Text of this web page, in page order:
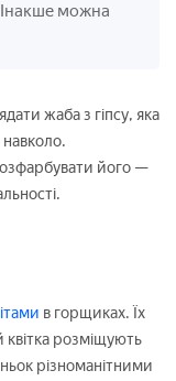
можна
жаба з гіпсу, яка
навколо.
його —
в горщиках. Їх
розміщують
різноманітними